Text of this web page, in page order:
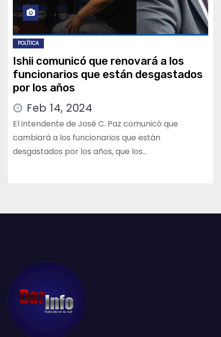
POLÍTICA
Ishii comunicó que renovará a los
funcionarios que están desgastados
por los años
Feb 14, 2024
El intendente de José C. Paz comunicó que
cambiará a los funcionarios que están
desgastados por los años, que los…